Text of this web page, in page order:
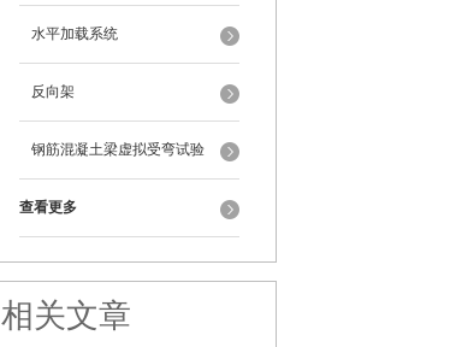
水平加载系统
反向架
钢筋混凝土梁虚拟受弯试验
查看更多
相关文章